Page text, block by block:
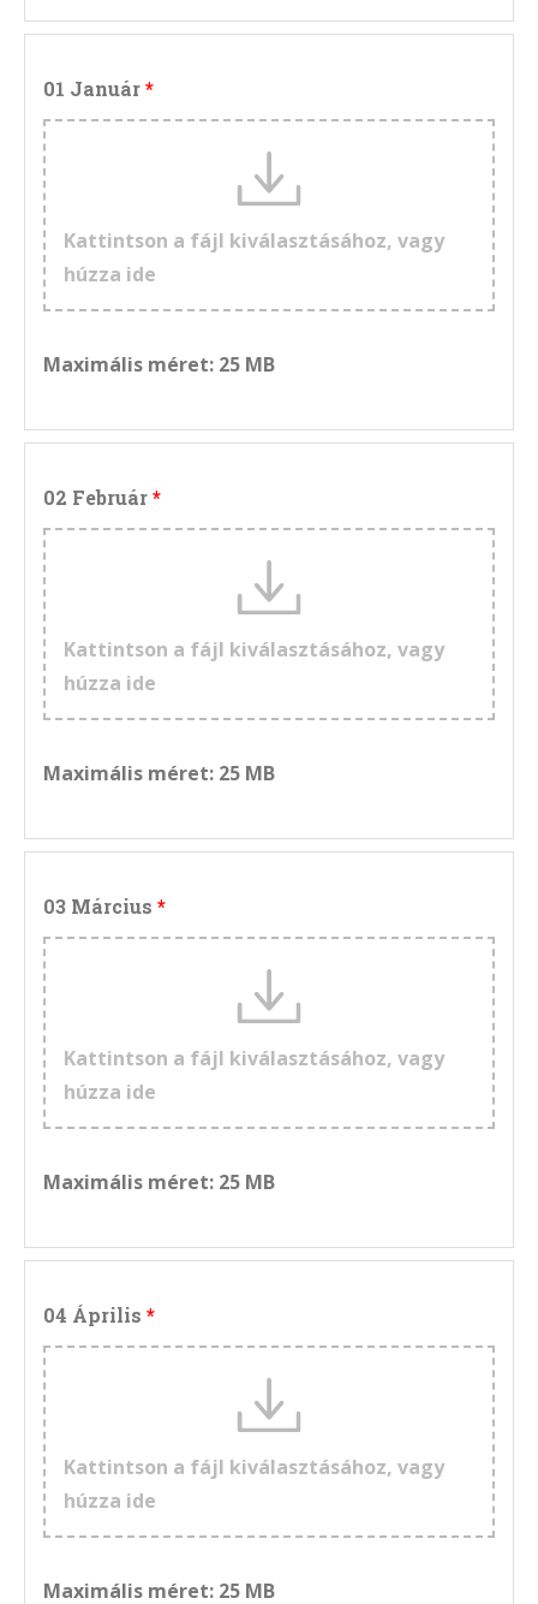
01 Január
Kattintson a fájl kiválasztásához, vagy
húzza ide
Maximális méret: 25 MB
02 Február
Kattintson a fájl kiválasztásához, vagy
húzza ide
Maximális méret: 25 MB
03 Március
Kattintson a fájl kiválasztásához, vagy
húzza ide
Maximális méret: 25 MB
04 Április
Kattintson a fájl kiválasztásához, vagy
húzza ide
Maximális méret: 25 MB